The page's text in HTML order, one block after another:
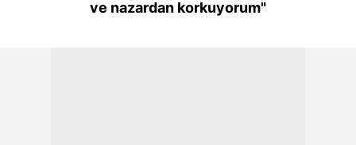
ve nazardan korkuyorum"